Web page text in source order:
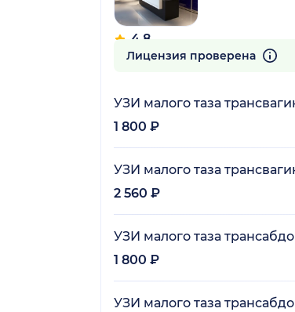
4.8
361 отзыв
Лицензия проверена
УЗИ малого таза
1 800 ₽
УЗИ малого таза
2 560 ₽
УЗИ малого таза
1 800 ₽
УЗИ малого таза